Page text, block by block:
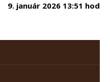
9. január 2026 13:51 hod